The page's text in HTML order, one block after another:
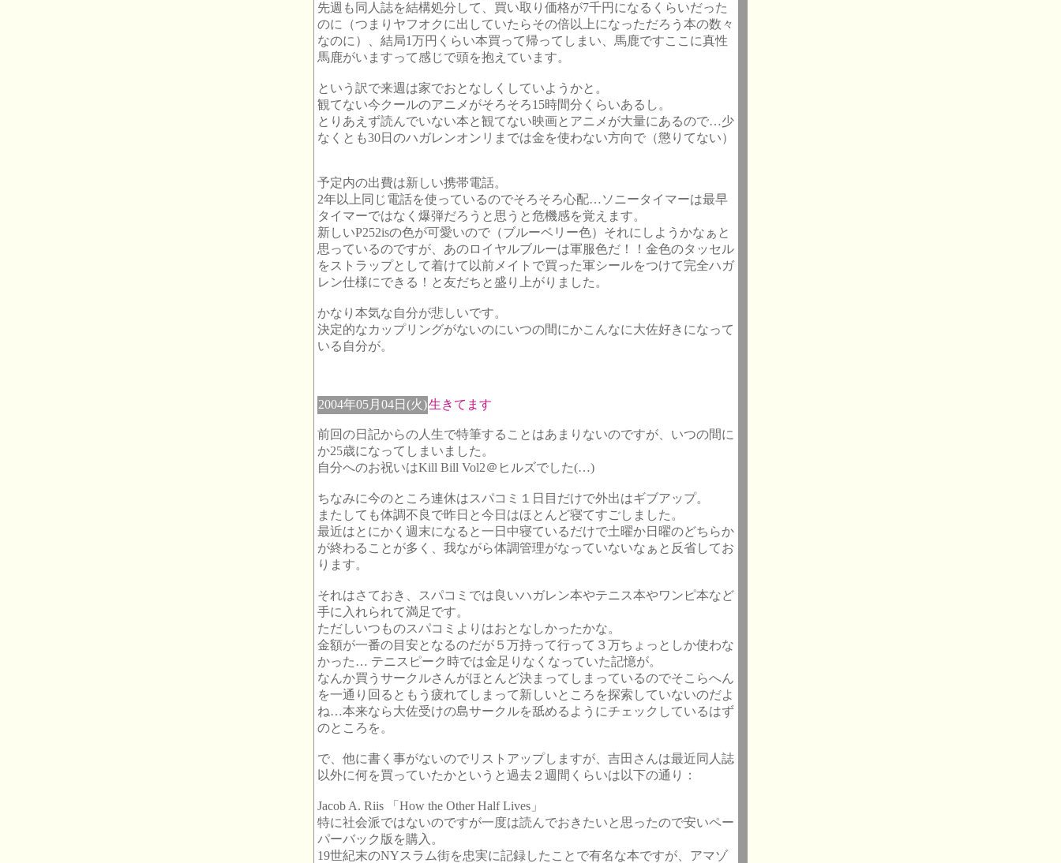
先週も同人誌を結構処分して、買い取り価格が7千円になるくらいだった
のに（つまりヤフオクに出していたらその倍以上になっただろう本の数々
なのに）、結局1万円くらい本買って帰ってしまい、馬鹿ですここに真性
馬鹿がいますって感じで頭を抱えています。
という訳で来週は家でおとなしくしていようかと。
観てない今クールのアニメがそろそろ15時間分くらいあるし。
とりあえず読んでいない本と観てない映画とアニメが大量にあるので…少
なくとも30日のハガレンオンリまでは金を使わない方向で（懲りてない）
予定内の出費は新しい携帯電話。
2年以上同じ電話を使っているのでそろそろ心配…ソニータイマーは最早
タイマーではなく爆弾だろうと思うと危機感を覚えます。
新しいP252isの色が可愛いので（ブルーベリー色）それにしようかなぁと
思っているのですが、あのロイヤルブルーは軍服色だ！！金色のタッセル
をストラップとして着けて以前メイトで買った軍シールをつけて完全ハガ
レン仕様にできる！と友だちと盛り上がりました。
かなり本気な自分が悲しいです。
決定的なカップリングがないのにいつの間にかこんなに大佐好きになって
いる自分が。
2004年05月04日(火)生きてます
前回の日記からの人生で特筆することはあまりないのですが、いつの間に
か25歳になってしまいました。
自分へのお祝いはKill Bill Vol2＠ヒルズでした(…)
ちなみに今のところ連休はスパコミ１日目だけで外出はギブアップ。
またしても体調不良で昨日と今日はほとんど寝てすごしました。
最近はとにかく週末になると一日中寝ているだけで土曜か日曜のどちらか
が終わることが多く、我ながら体調管理がなっていないなぁと反省してお
ります。
それはさておき、スパコミでは良いハガレン本やテニス本やワンピ本など
手に入れられて満足です。
ただしいつものスパコミよりはおとなしかったかな。
金額が一番の目安となるのだが５万持って行って３万ちょっとしか使わな
かった… テニスピーク時では金足りなくなっていた記憶が。
なんか買うサークルさんがほとんど決まってしまっているのでそこらへん
を一通り回るともう疲れてしまって新しいところを探索していないのだよ
ね…本来なら大佐受けの島サークルを舐めるようにチェックしているはず
のところを。
で、他に書く事がないのでリストアップしますが、吉田さんは最近同人誌
以外に何を買っていたかというと過去２週間くらいは以下の通り：
Jacob A. Riis 「How the Other Half Lives」
特に社会派ではないのですが一度は読んでおきたいと思ったので安いペー
パーバック版を購入。
19世紀末のNYスラム街を忠実に記録したことで有名な本ですが、アマゾ